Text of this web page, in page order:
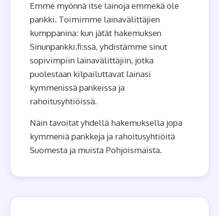
Emme myönnä itse lainoja emmekä ole
pankki. Toimimme lainavälittäjien
kumppanina: kun jätät hakemuksen
Sinunpankki.fi:ssä, yhdistämme sinut
sopivimpiin lainavälittäjiin, jotka
puolestaan kilpailuttavat lainasi
kymmenissä pankeissa ja
rahoitusyhtiöissä.
Näin tavoitat yhdellä hakemuksella jopa
kymmeniä pankkeja ja rahoitusyhtiöitä
Suomesta ja muista Pohjoismaista.